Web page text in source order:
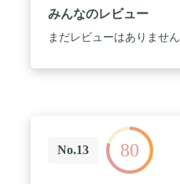
みんなのレビュー
まだレビューはありません
No.13 80